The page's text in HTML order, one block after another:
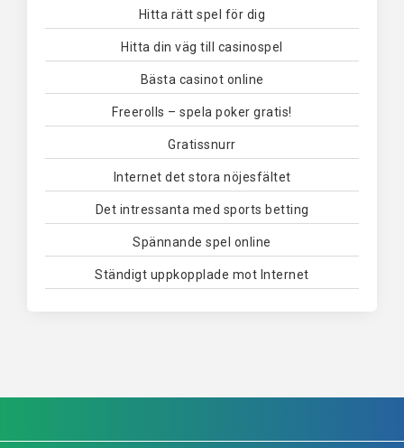
Hitta rätt spel för dig
Hitta din väg till casinospel
Bästa casinot online
Freerolls – spela poker gratis!
Gratissnurr
Internet det stora nöjesfältet
Det intressanta med sports betting
Spännande spel online
Ständigt uppkopplade mot Internet